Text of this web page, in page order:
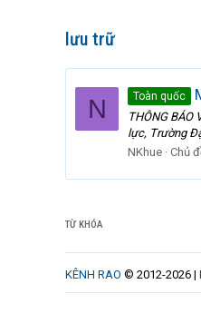
lưu trữ
N Toàn quốc
THÔNG BÁO
lực, Trường
NKhue Chủ
TỪ KHÓA
KÊNH RAO © 2012-2026 |